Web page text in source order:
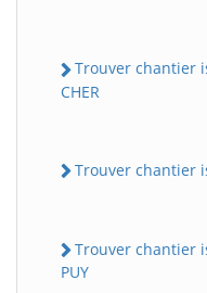
Trouver chantier
CHER
Trouver chantier
Trouver chantier
PUY